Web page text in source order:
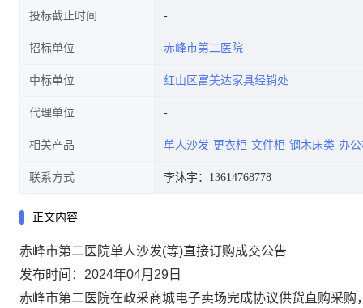
投标截止时间
招标单位 赤峰市第二医院
中标单位 红山区富美达家具经销处
代理单位
相关产品 单人沙发 更衣柜 文件柜 钢木床类 办
联系方式 李沐宇：13614768778
正文内容
赤峰市第二医院单人沙发(等)直接订购成交公告
发布时间：2024年04月29日
赤峰市第二医院在政采商城电子卖场完成协议供货直购采购